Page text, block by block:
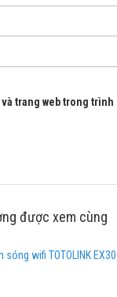
trang web trong
được xem cùng
sóng wifi TOTOLINK